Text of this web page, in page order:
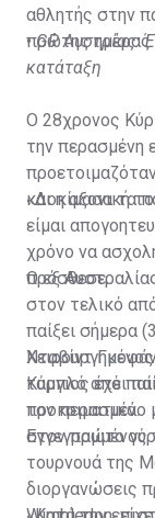
αθλητής στην
πρώτης ημέρας
•GP Αυστρίας:
κατάταξη
Ο 28χρονος
την περασμένη
και η αξονική
«Δοκίμασα τα
είμαι
χρόνο να
πρόσθεσε.
Ο εξ
στον τελικό
παίξει σήμερα
Νταβίντ
ταμπλό από
προκριματικά.
Κύργιος έχει
τον περασμένο
στον πρώτο
Εγγεγραμμένος
τουρνουά της
διοργανώσεις